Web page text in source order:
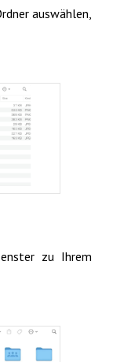
auswählen,
zu Ihrem